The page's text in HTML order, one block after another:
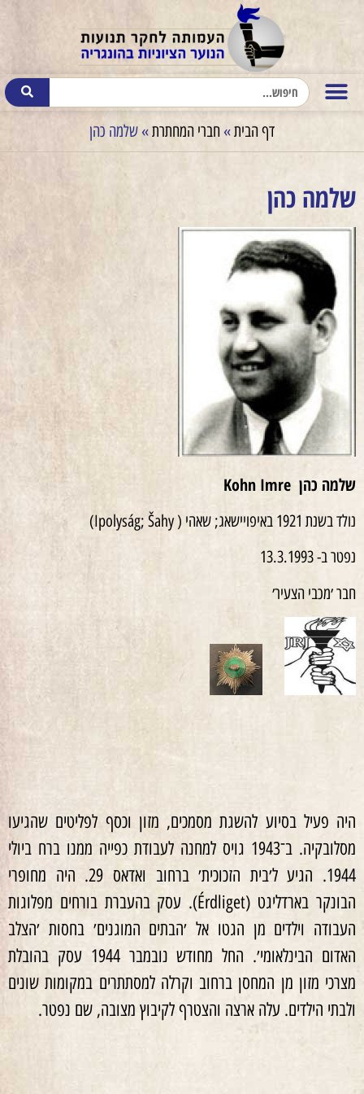
דף הבית»חברי המחתרת»שלמה כהן
שלמה כהן
שלמה כהן Kohn Imre
נולד בשנת 1921 באיפויישאג; שאהי ( Ipolyság; Šahy)
נפטר ב- 13.3.1993
חבר ׳מכבי הצעיר׳
היה פעיל בסיוע להשגת מסמכים, מזון וכסף לפליטים שהגיעו
מסלובקיה. ב־1943 גויס למחנה לעבודת כפייה ממנו ברח ביולי
1944. הגיע ל׳בית הזכוכית׳ ברחוב ואדאס 29. היה מחופרי
הבונקר בארדליגט (Érdliget). עסק בהעברת בורחים מפלוגות
העבודה וילדים מן הגטו אל ׳הבתים המוגנים׳ בחסות ׳הצלב
האדום הבינלאומי׳. החל מחודש נובמבר 1944 עסק בהובלת
מצרכי מזון מן המחסן ברחוב וקרלה למסתתרים במקומות שונים
ולבתי הילדים. עלה ארצה והצטרף לקיבוץ מצובה, שם נפטר.